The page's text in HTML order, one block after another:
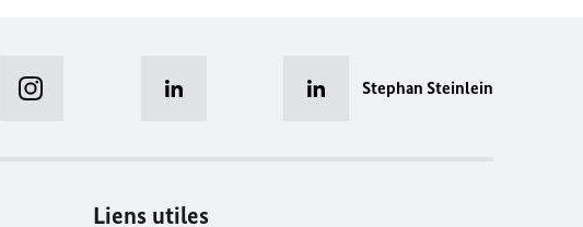
Stephan Steinlein
Liens utiles